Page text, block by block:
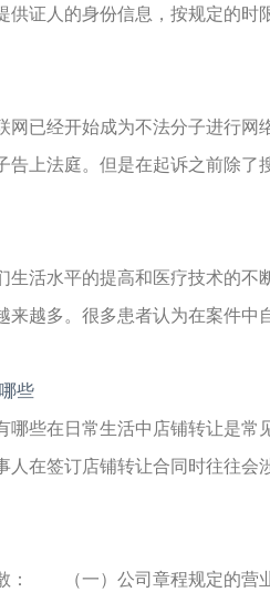
供证人的身份信息，按规定的时
网已经开始成为不法分子进行网
告上法庭。但是在起诉之前除了
生活水平的提高和医疗技术的不
来越多。很多患者认为在案件中
些
哪些在日常生活中店铺转让是常
人在签订店铺转让合同时往往会
： （一）公司章程规定的营